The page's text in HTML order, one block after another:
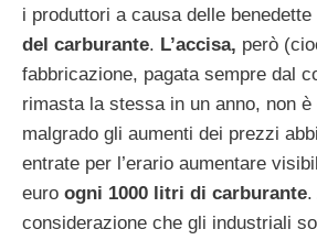
i produttori a causa delle
del carburante. L’accisa, però
fabbricazione, pagata sempre dal
rimasta la stessa in un anno, non è
malgrado gli aumenti dei prezzi
entrate per l’erario aumentare
euro ogni 1000 litri di carburante.
considerazione che gli industriali